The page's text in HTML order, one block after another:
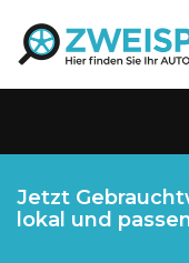
Jetzt
lokal und